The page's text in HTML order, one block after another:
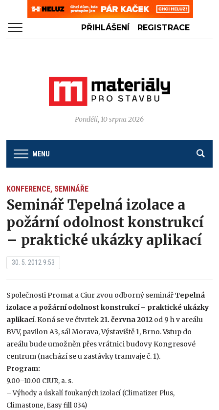
PŘIHLÁŠENÍ REGISTRACE
Pondělí, 10 srpna 2026
MENU
KONFERENCE, SEMINÁŘE
Seminář Tepelná izolace a
požární odolnost konstrukcí
– praktické ukázky aplikací
30. 5. 2012 9:53
Společnosti Promat a Ciur zvou odborný seminářTepelná
izolace a požární odolnost konstrukcí – praktické ukázky
aplikací. Koná se ve čtvrtek21. června 2012 od 9 h v areálu
BVV, pavilon A3, sál Morava, Výstaviště 1, Brno. Vstup do
areálu bude umožněn přes vrátnici budovy Kongresové
centrum (nachází se u zastávky tramvaje č. 1).
Program:
9.00–10.00 CIUR, a. s.
– Výhody a úskalí foukaných izolací (Climatizer Plus,
Climastone, Easy fill 034)